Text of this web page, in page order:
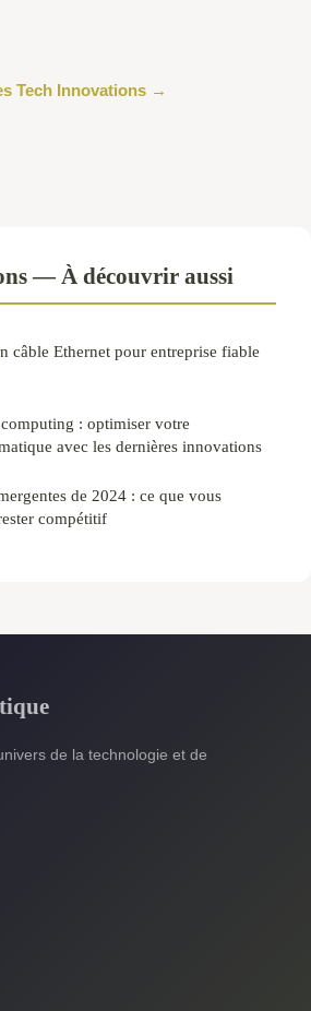
Tech Innovations →
— À découvrir aussi
câble Ethernet pour entreprise fiable
: optimiser votre
avec les dernières innovations
de 2024 : ce que vous
compétitif
de la technologie et de